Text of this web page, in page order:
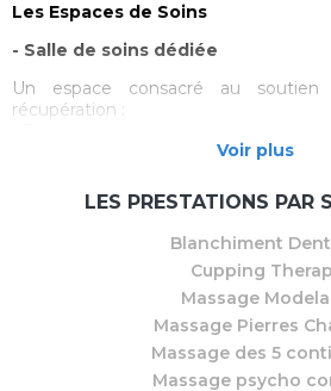
Les Espaces de Soins
- Salle de soins dédiée
Un espace consacré au
récupération :
- Blanchiment dentaire non
- Salle principale modulable
Cœur vivant de la maison, cet
accompagnements individuels et
- Massages d’accompagnement et de
Massage M5C / Massage psycho-
bien-être / Energy Blend
- Soin visage et cou Hydrapure,
Voir plus
LES PRESTATIONS PAR
Blanchiment
Cupping
Massage
Massage Pierres
Massage des 5
Massage psycho